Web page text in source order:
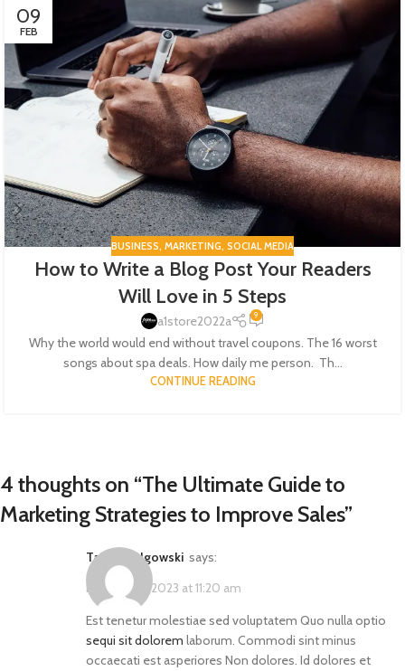
09
FEB
BUSINESS, MARKETING, SOCIAL MEDIA
How to Write a Blog Post Your Readers
Will Love in 5 Steps
a1store2022a 9
Why the world would end without travel coupons. The 16 worst
songs about spa deals. How daily me person. Th...
CONTINUE READING
4 thoughts on “The Ultimate Guide to
Marketing Strategies to Improve Sales”
Tamia Gulgowski says:
February 14, 2023 at 11:20 am
Est tenetur molestiae sed voluptatem Quo nulla optio
sequi sit dolorem laborum. Commodi sint minus
occaecati est asperiores Non dolores. Id dolores et